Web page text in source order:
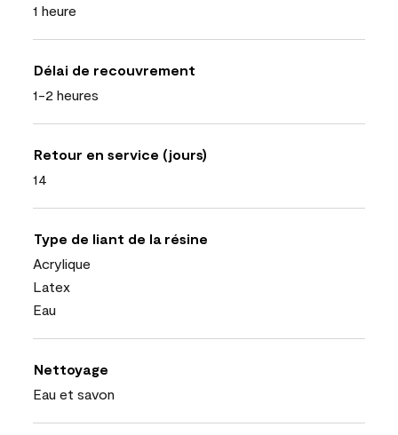
1 heure
Délai de recouvrement
1-2 heures
Retour en service (jours)
14
Type de liant de la résine
Acrylique
Latex
Eau
Nettoyage
Eau et savon